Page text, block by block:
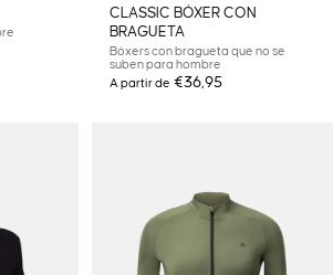
CLASSIC BÓXER CON
BRAGUETA
Bóxers con bragueta que no se
suben para hombre
A partir de €36,95